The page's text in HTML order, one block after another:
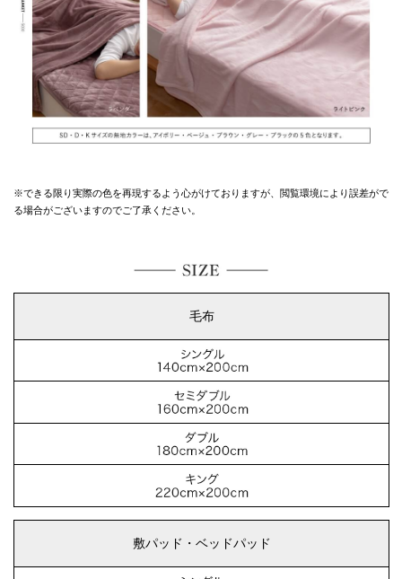
※できる限り実際の色を再現するよう心がけておりますが、 閲覧環境により誤差がで
る場合がございますのでご了承ください。
毛布
敷パッド・ベッドパッド